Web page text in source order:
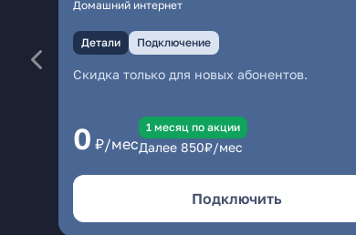
Домашний интернет
Детали Подключение
Скидка только для новых абонентов.
0 ₽/мес
1 месяц по акции
Далее 850₽/мес
Подключить